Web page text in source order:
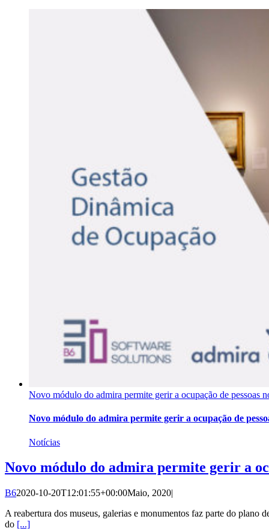
Novo módulo do admira permite gerir a ocupação de pessoas
Novo módulo do admira permite gerir a ocupação de
Notícias
Novo módulo do admira permite gerir a
B62020-10-20T12:01:55+00:00Maio, 2020|
A reabertura dos museus, galerias e monumentos faz parte do plano
do [...]